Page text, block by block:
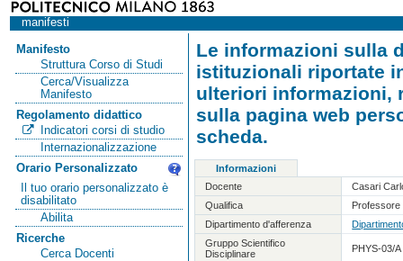
manifesti
Manifesto
Struttura Corso di Studi
Cerca/Visualizza
Manifesto
Regolamento didattico
Indicatori corsi di studio
Internazionalizzazione
Orario Personalizzato
Il tuo orario personalizzato è
disabilitato
Abilita
Ricerche
Cerca Docenti
Le informazioni sulla
istituzionali riportate
ulteriori informazioni,
sulla pagina web
scheda.
Informazioni
Docente
Casari
Qualifica
Professore
Dipartimento d'afferenza
Gruppo Scientifico
Disciplinare
PHYS-03/